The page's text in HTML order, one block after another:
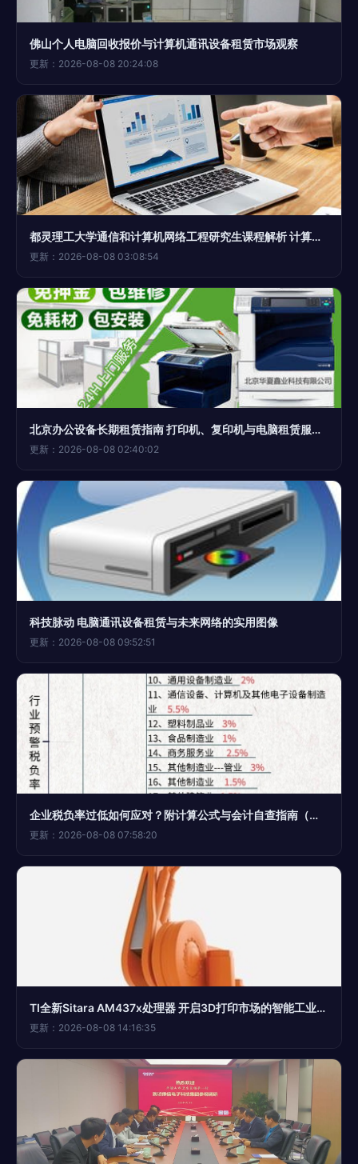
佛山个人电脑回收报价与计算机通讯设备租赁市场观察
更新：2026-08-08 20:24:08
都灵理工大学通信和计算机网络工程研究生课程解析 计算机通讯设备租赁的市场机遇
更新：2026-08-08 03:08:54
北京办公设备长期租赁指南 打印机、复印机与电脑租赁服务全解析
更新：2026-08-08 02:40:02
科技脉动 电脑通讯设备租赁与未来网络的实用图像
更新：2026-08-08 09:52:51
企业税负率过低如何应对？附计算公式与会计自查指南（计算机通讯设备租赁行业专用）
更新：2026-08-08 07:58:20
TI全新Sitara AM437x处理器 开启3D打印市场的智能工业化新篇章
更新：2026-08-08 14:16:35